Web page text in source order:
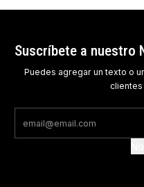
Suscríbete a nuestro
Puedes agregar un texto o
clientes